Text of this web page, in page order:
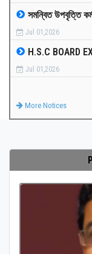
CO-CURRICULUM
RESULTS
সমন্বিত উপবৃত্তি
Jul 01,2026
H.S.C BOARD
Jul 01,2026
More Notices